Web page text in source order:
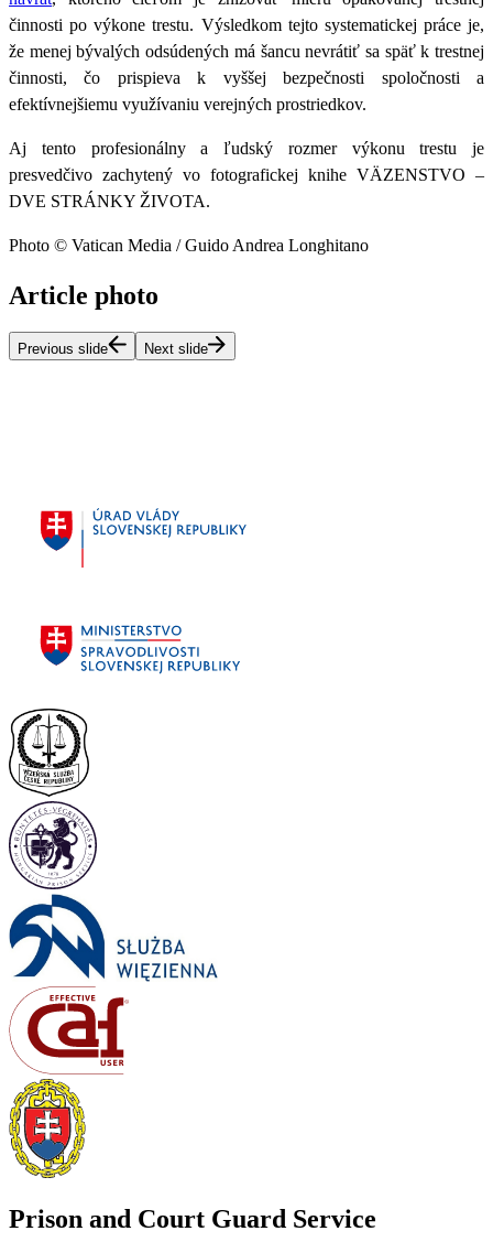
činnosti po výkone trestu. Výsledkom tejto systematickej práce je,
že menej bývalých odsúdených má šancu nevrátiť sa späť k trestnej
činnosti, čo prispieva k vyššej bezpečnosti spoločnosti a
efektívnejšiemu využívaniu verejných prostriedkov.
Aj tento profesionálny a ľudský rozmer výkonu trestu je
presvedčivo zachytený vo fotografickej knihe VÄZENSTVO –
DVE STRÁNKY ŽIVOTA.
Photo © Vatican Media / Guido Andrea Longhitano
Article photo
Previous slide Next slide
Prison and Court Guard Service